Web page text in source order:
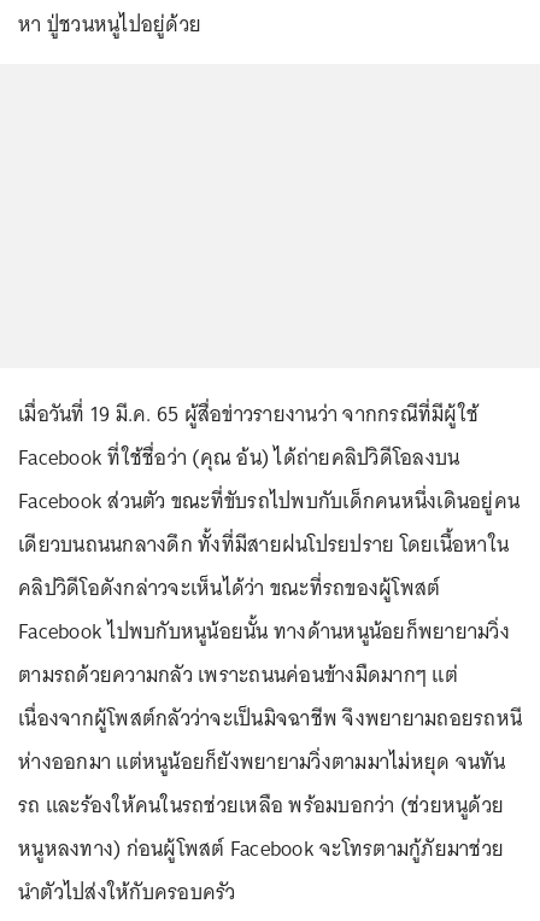
หา ปู่ชวนหนูไปอยู่ด้วย
เมื่อวันที่ 19 มี.ค. 65 ผู้สื่อข่าวรายงานว่า จากกรณีที่มีผู้ใช้
Facebook ที่ใช้ชื่อว่า (คุณ อ้น) ได้ถ่ายคลิปวิดีโอลงบน
Facebook ส่วนตัว ขณะที่ขับรถไปพบกับเด็กคนหนึ่งเดินอยู่คน
เดียวบนถนนกลางดึก ทั้งที่มีสายฝนโปรยปราย โดยเนื้อหาใน
คลิปวิดีโอดังกล่าวจะเห็นได้ว่า ขณะที่รถของผู้โพสต์
Facebook ไปพบกับหนูน้อยนั้น ทางด้านหนูน้อยก็พยายามวิ่ง
ตามรถด้วยความกลัว เพราะถนนค่อนข้างมืดมากๆ แต่
เนื่องจากผู้โพสต์กลัวว่าจะเป็นมิจฉาชีพ จึงพยายามถอยรถหนี
ห่างออกมา แต่หนูน้อยก็ยังพยายามวิ่งตามมาไม่หยุด จนทัน
รถ และร้องให้คนในรถช่วยเหลือ พร้อมบอกว่า (ช่วยหนูด้วย
หนูหลงทาง) ก่อนผู้โพสต์ Facebook จะโทรตามกู้ภัยมาช่วย
นำตัวไปส่งให้กับครอบครัว